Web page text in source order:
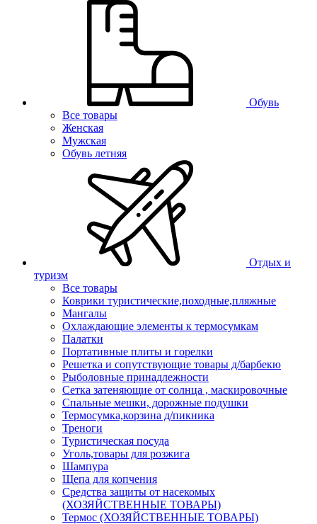
Обувь
Все товары
Женская
Мужская
Обувь летняя
Отдых и
туризм
Все товары
Коврики туристические,походные,пляжные
Мангалы
Охлаждающие элементы к термосумкам
Палатки
Портативные плиты и горелки
Решетка и сопутствующие товары д/барбекю
Рыболовные принадлежности
Сетка затеняющие от солнца , маскировочные
Спальные мешки, дорожные подушки
Термосумка,корзина д/пикника
Треноги
Туристическая посуда
Уголь,товары для розжига
Шампура
Щепа для копчения
Средства защиты от насекомых
(ХОЗЯЙСТВЕННЫЕ ТОВАРЫ)
Термос (ХОЗЯЙСТВЕННЫЕ ТОВАРЫ)